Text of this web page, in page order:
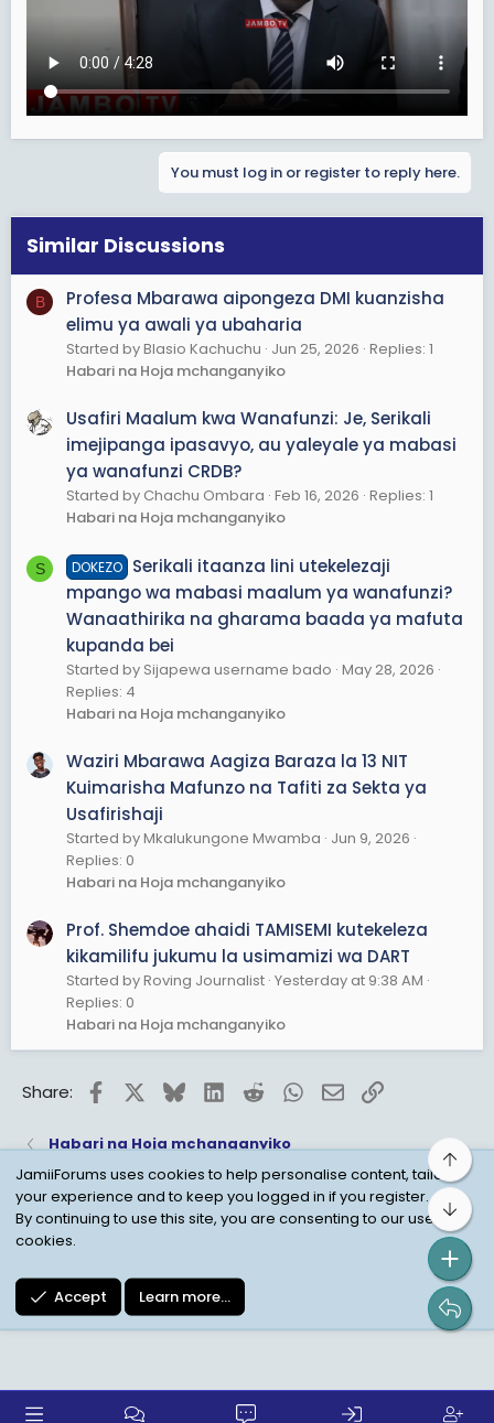
You must log in or register to reply here.
Similar Discussions
B
Profesa Mbarawa aipongeza DMI kuanzisha
elimu ya awali ya ubaharia
Started by Blasio Kachuchu Jun 25, 2026 Replies: 1
Habari na Hoja mchanganyiko
Usafiri Maalum kwa Wanafunzi: Je, Serikali
imejipanga ipasavyo, au yaleyale ya mabasi
ya wanafunzi CRDB?
Started by Chachu Ombara Feb 16, 2026 Replies: 1
Habari na Hoja mchanganyiko
S DOKEZO Serikali itaanza lini utekelezaji
mpango wa mabasi maalum ya wanafunzi?
Wanaathirika na gharama baada ya mafuta
kupanda bei
Started by Sijapewa username bado May 28, 2026
Replies: 4
Habari na Hoja mchanganyiko
Waziri Mbarawa Aagiza Baraza la 13 NIT
Kuimarisha Mafunzo na Tafiti za Sekta ya
Usafirishaji
Started by Mkalukungone Mwamba Jun 9, 2026
Replies: 0
Habari na Hoja mchanganyiko
Prof. Shemdoe ahaidi TAMISEMI kutekeleza
kikamilifu jukumu la usimamizi wa DART
Started by Roving Journalist Yesterday at 9:38 AM
Replies: 0
Habari na Hoja mchanganyiko
Share: FacebookBlueskyLinkedInRedditWhatsApp
EmailLink
Habari na Hoja mchanganyiko
Child Protection Policy
Personal Data Protection
JamiiForums uses cookies to help personalise content, tailor
your experience and to keep you logged in if you register.
By continuing to use this site, you are consenting to our use of
cookies.
Accept Learn more…
Top